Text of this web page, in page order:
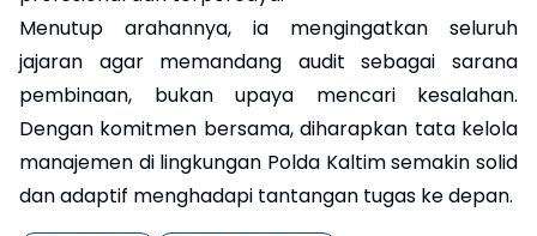
Menutup arahannya, ia mengingatkan seluruh
jajaran agar memandang audit sebagai sarana
pembinaan, bukan upaya mencari kesalahan.
Dengan komitmen bersama, diharapkan tata kelola
manajemen di lingkungan Polda Kaltim semakin solid
dan adaptif menghadapi tantangan tugas ke depan.